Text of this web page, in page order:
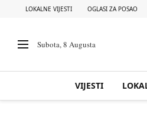
LOKALNE VIJESTI OGLASI ZA POSAO
Subota, 8 Augusta
VIJESTI